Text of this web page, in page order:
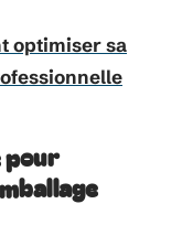
optimiser sa
pour